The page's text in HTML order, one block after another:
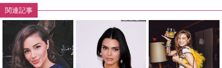
関連記事